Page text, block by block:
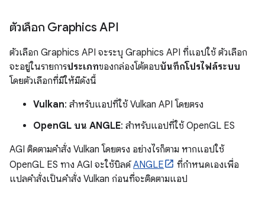
ตัวเลือก Graphics API
ตัวเลือก Graphics API จะระบุ Graphics API ที่แอปใช้ ตัวเลือก
จะอยู่ในรายการประเภทของกล่องโต้ตอบบันทึกโปรไฟล์ระบบ
โดยตัวเลือกที่มีให้มีดังนี้
Vulkan: สำหรับแอปที่ใช้ Vulkan API โดยตรง
OpenGL บน ANGLE: สำหรับแอปที่ใช้ OpenGL ES
AGI ติดตามคำสั่ง Vulkan โดยตรง อย่างไรก็ตาม หากแอปใช้
OpenGL ES ทาง AGI จะใช้บิลด์ANGLE
ที่กำหนดเองเพื่อ
แปลคำสั่งเป็นคำสั่ง Vulkan ก่อนที่จะติดตามแอป